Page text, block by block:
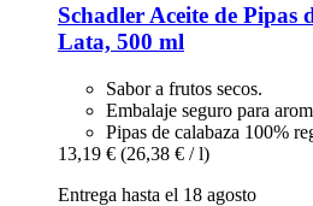
Schadler Aceite de Pipas
Lata, 500 ml
Sabor a frutos secos.
Embalaje seguro para
Pipas de calabaza 100%
13,19 € (26,38 € / l)
Entrega hasta el 18 agosto